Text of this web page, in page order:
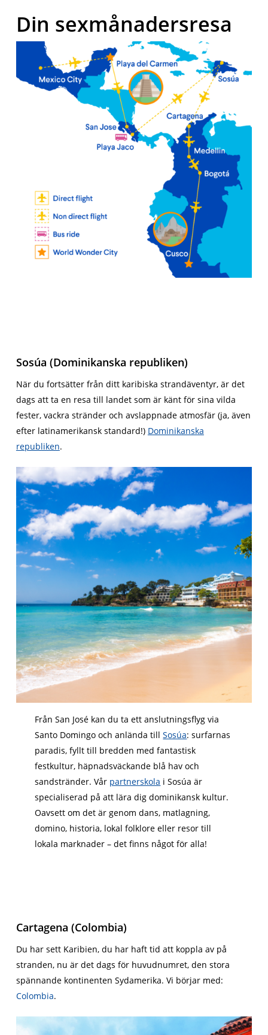
Din sexmånadersresa
Sosúa (Dominikanska republiken)
När du fortsätter från ditt karibiska strandäventyr, är det
dags att ta en resa till landet som är känt för sina vilda
fester, vackra stränder och avslappnade atmosfär (ja, även
efter latinamerikansk standard!) Dominikanska
republiken.
Från San José kan du ta ett anslutningsflyg via
Santo Domingo och anlända tillSosúa: surfarnas
paradis, fyllt till bredden med fantastisk
festkultur, häpnadsväckande blå hav och
sandstränder. Vår partnerskola i Sosúa är
specialiserad på att lära dig dominikansk kultur.
Oavsett om det är genom dans, matlagning,
domino, historia, lokal folklore eller resor till
lokala marknader – det finns något för alla!
Cartagena (Colombia)
Du har sett Karibien, du har haft tid att koppla av på
stranden, nu är det dags för huvudnumret, den stora
spännande kontinenten Sydamerika. Vi börjar med:
Colombia.